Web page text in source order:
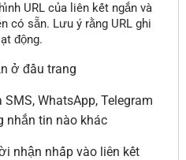
URL của liên kết ngắn và
có sẵn. Lưu ý rằng URL ghi
động.
ở đầu trang
WhatsApp, Telegram
nhắn tin nào khác
nhận nhấp vào liên kết